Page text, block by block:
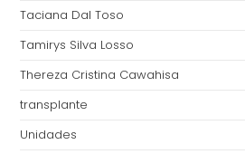
Taciana Dal Toso
Tamirys Silva Losso
Thereza Cristina Cawahisa
transplante
Unidades